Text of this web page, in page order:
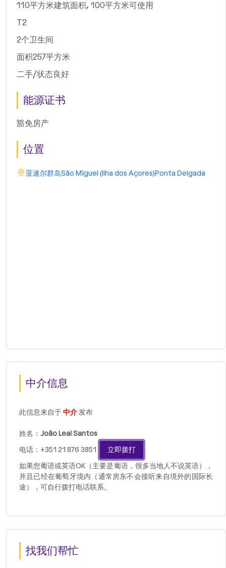
110平方米建筑面积, 100平方米可使用
T2
2个卫生间
面积257平方米
二手/状态良好
能源证书
豁免房产
位置
亚速尔群岛São Miguel (Ilha dos Açores)Ponta Delgada
中介信息
此信息来自于中介发布
姓名： João Leal Santos
电话：+351 21 876 3851
立即拨打
如果您葡语或英语OK（主要是葡语，很多当地人不说英语），
并且已经在葡萄牙境内（通常房东不会接听来自境外的国际长
途），可自行拨打电话联系。
找我们帮忙